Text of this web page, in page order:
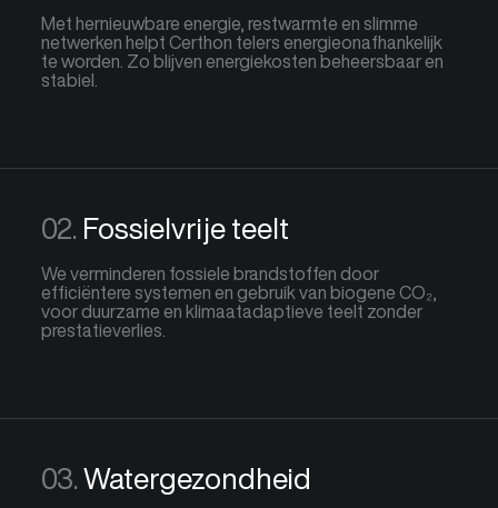
Met hernieuwbare energie, restwarmte en slimme
netwerken helpt Certhon telers energieonafhankelijk
te worden. Zo blijven energiekosten beheersbaar en
stabiel.
Fossielvrije teelt
We verminderen fossiele brandstoffen door
efficiëntere systemen en gebruik van biogene CO₂,
voor duurzame en klimaatadaptieve teelt zonder
prestatieverlies.
Watergezondheid